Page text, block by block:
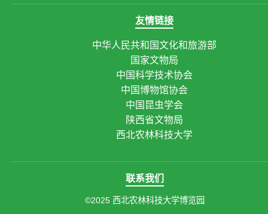
友情链接
中华人民共和国文化和旅游部
国家文物局
中国科学技术协会
中国博物馆协会
中国昆虫学会
陕西省文物局
西北农林科技大学
联系我们
©2025 西北农林科技大学博览园